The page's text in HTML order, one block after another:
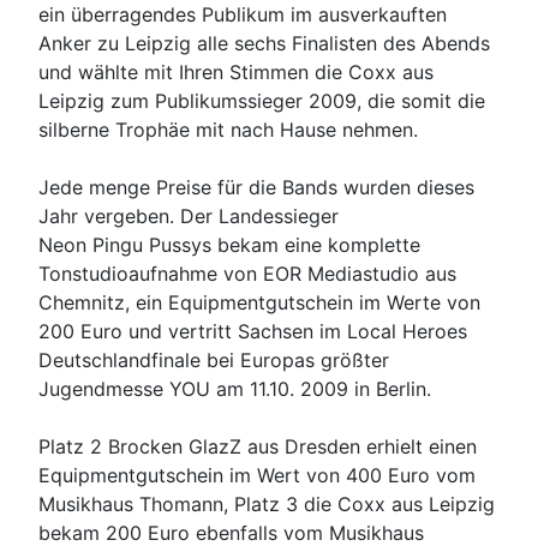
ein überragendes Publikum im ausverkauften
Anker zu Leipzig alle sechs Finalisten des Abends
und wählte mit Ihren Stimmen die Coxx aus
Leipzig zum Publikumssieger 2009, die somit die
silberne Trophäe mit nach Hause nehmen.
Jede menge Preise für die Bands wurden dieses
Jahr vergeben. Der Landessieger
Neon Pingu Pussys bekam eine komplette
Tonstudioaufnahme von EOR Mediastudio aus
Chemnitz, ein Equipmentgutschein im Werte von
200 Euro und vertritt Sachsen im Local Heroes
Deutschlandfinale bei Europas größter
Jugendmesse YOU am 11.10. 2009 in Berlin.
Platz 2 Brocken GlazZ aus Dresden erhielt einen
Equipmentgutschein im Wert von 400 Euro vom
Musikhaus Thomann, Platz 3 die Coxx aus Leipzig
bekam 200 Euro ebenfalls vom Musikhaus